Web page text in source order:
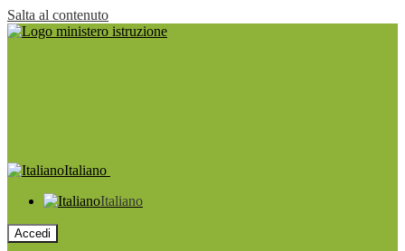
Salta al contenuto
Italiano
Italiano
Accedi